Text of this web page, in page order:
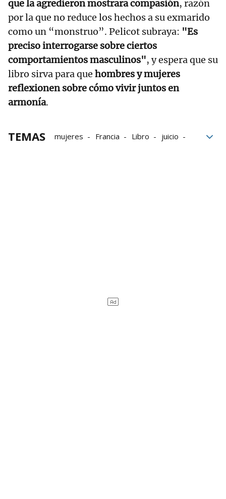
que la agredieron mostrara compasión, razón
por la que no reduce los hechos a su exmarido
como un “monstruo”. Pelicot subraya: "Es
preciso interrogarse sobre ciertos
comportamientos masculinos", y espera que su
libro sirva para que hombres y mujeres
reflexionen sobre cómo vivir juntos en
armonía.
TEMAS mujeres Francia Libro
juicio